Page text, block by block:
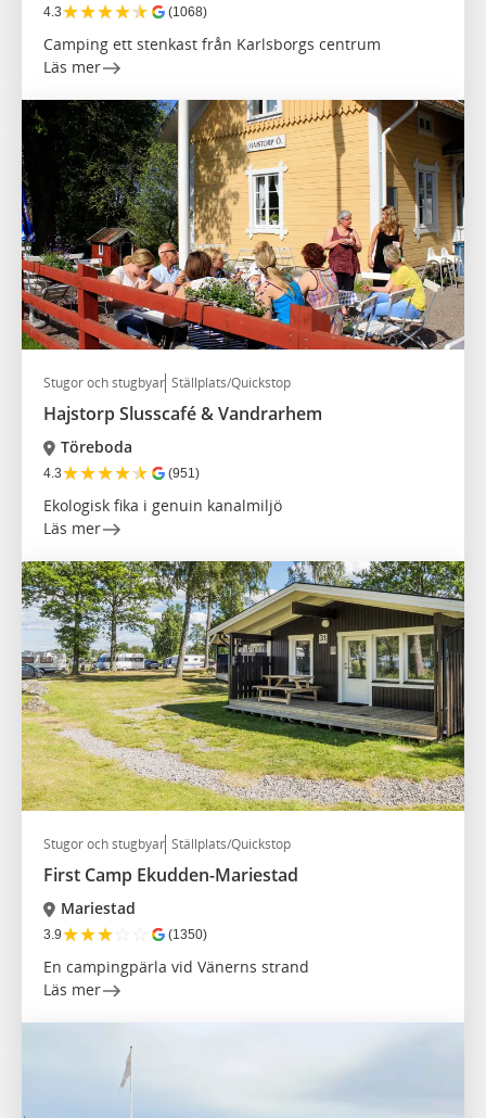
4.3★★★★★ (1068)
Camping ett stenkast från Karlsborgs centrum
Läs mer
Stugor och stugbyar Ställplats/Quickstop
Hajstorp Slusscafé & Vandrarhem
Töreboda
4.3★★★★★ (951)
Ekologisk fika i genuin kanalmiljö
Läs mer
Stugor och stugbyar Ställplats/Quickstop
First Camp Ekudden-Mariestad
Mariestad
3.9★★★☆ ☆ (1350)
En campingpärla vid Vänerns strand
Läs mer